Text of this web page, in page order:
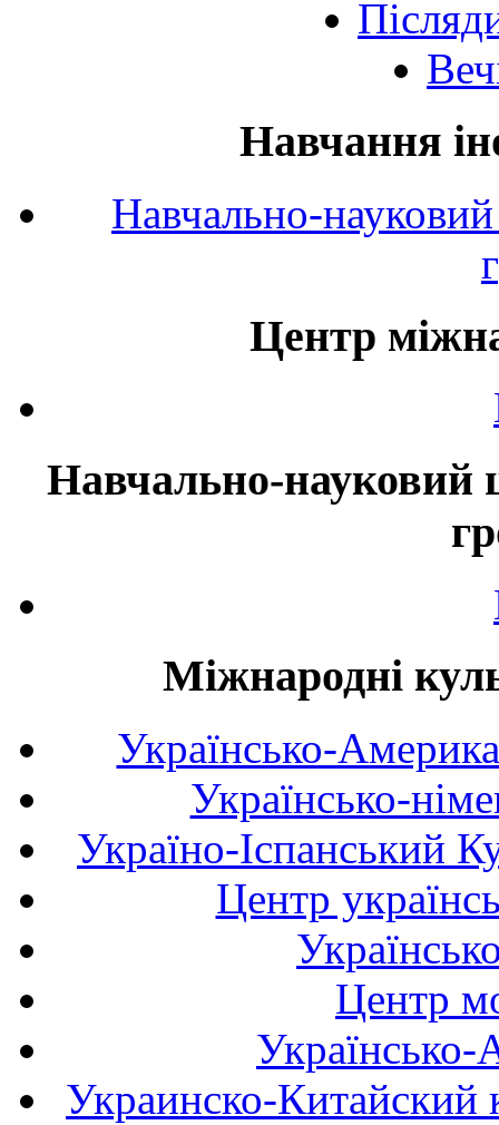
Навчання
Навчально-
Центр
Навчально-науковий
Міжнародні
Українсько-
Українсько-
Україно-Іспанський
Центр
Центр
Українсько-
Украинско-Китайский